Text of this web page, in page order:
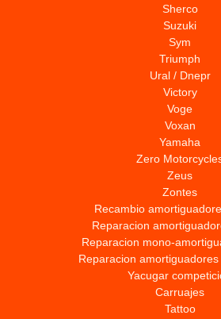
Sherco
Suzuki
Sym
Triumph
Ural / Dnepr
Victory
Voge
Voxan
Yamaha
Zero
Zeus
Zontes
Recambio
Reparacion
Reparacion mono-
Reparacion
Yacugar
Carruajes
Tattoo